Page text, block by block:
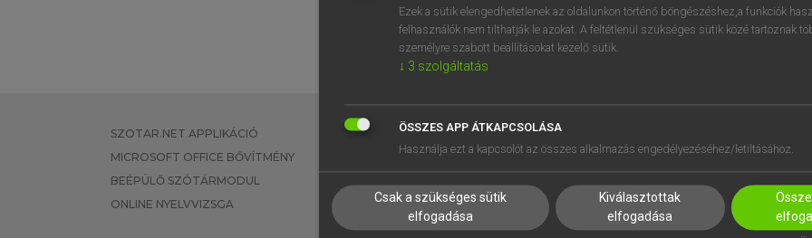
SZOTAR.NET APPLIKÁCIÓ
MICROSOFT OFFICE BŐVÍTMÉNY
BEÉPÜLŐ SZÓTÁRMODUL
ONLINE NYELVVIZSGA
EGYÉNI FELHASZNÁLÓKNAK
TANULÓKNAK
VÁLLALATI MEGOLDÁSOK
SÚGÓ
RÓLUNK
SÜTI BEÁLLÍTÁSOK
Ezek a sütik elengedhetetlenek az oldalunkon történő böngészéshez,a funkciók
felhasználók nem tilthatják le azokat. A feltétlenül szükséges sütik közé tartoznak
személyre szabott beállításokat kezelő sütik.
↓ 3 szolgáltatás
ÖSSZES APP ÁTKAPCSOLÁSA
Használja ezt a kapcsolót az összes alkalmazás engedélyezéséhez/letiltásához.
Csak a szükséges sütik
elfogadása
Kiválasztottak
elfogadása